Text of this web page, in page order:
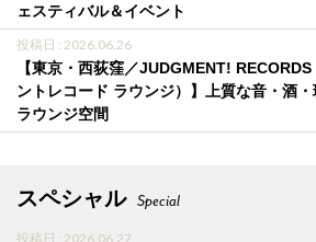
ェスティバル＆イベント
投稿日 : 2026.06.26
【東京・西荻窪／JUDGMENT!
ントレコード ラウンジ）】上質な音・酒
ラウンジ空間
スペシャル Special
投稿日 : 2026.06.27